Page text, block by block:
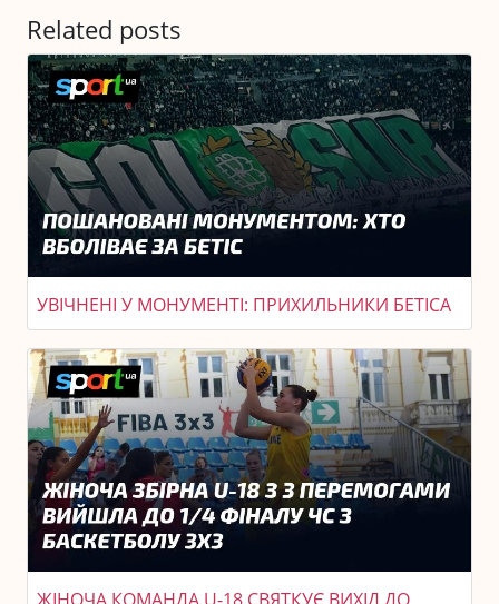
Related posts
УВІЧНЕНІ У МОНУМЕНТІ: ПРИХИЛЬНИКИ БЕТІСА